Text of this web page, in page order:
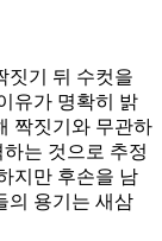
짓기 뒤 수컷을
유가 명확히 밝
짝짓기와 무관하
는 것으로 추정
지만 후손을 남
의 용기는 새삼